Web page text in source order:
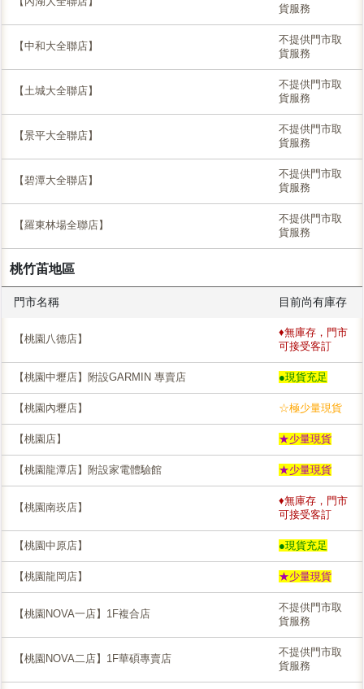
貨服務
【中和大全聯店】
不提供門市取
貨服務
【土城大全聯店】
不提供門市取
貨服務
【景平大全聯店】
不提供門市取
貨服務
【碧潭大全聯店】
不提供門市取
貨服務
【羅東林場全聯店】
不提供門市取
貨服務
桃竹苖地區
門市名稱 目前尚有庫存
【桃園八德店】
♦無庫存，門市
可接受客訂
【桃園中壢店】附設GARMIN 專賣店 ●現貨充足
【桃園內壢店】 ☆極少量現貨
【桃園店】 ★少量現貨
【桃園龍潭店】附設家電體驗館 ★少量現貨
【桃園南崁店】
♦無庫存，門市
可接受客訂
【桃園中原店】 ●現貨充足
【桃園龍岡店】 ★少量現貨
【桃園NOVA一店】1F複合店
不提供門市取
貨服務
【桃園NOVA二店】1F華碩專賣店
不提供門市取
貨服務